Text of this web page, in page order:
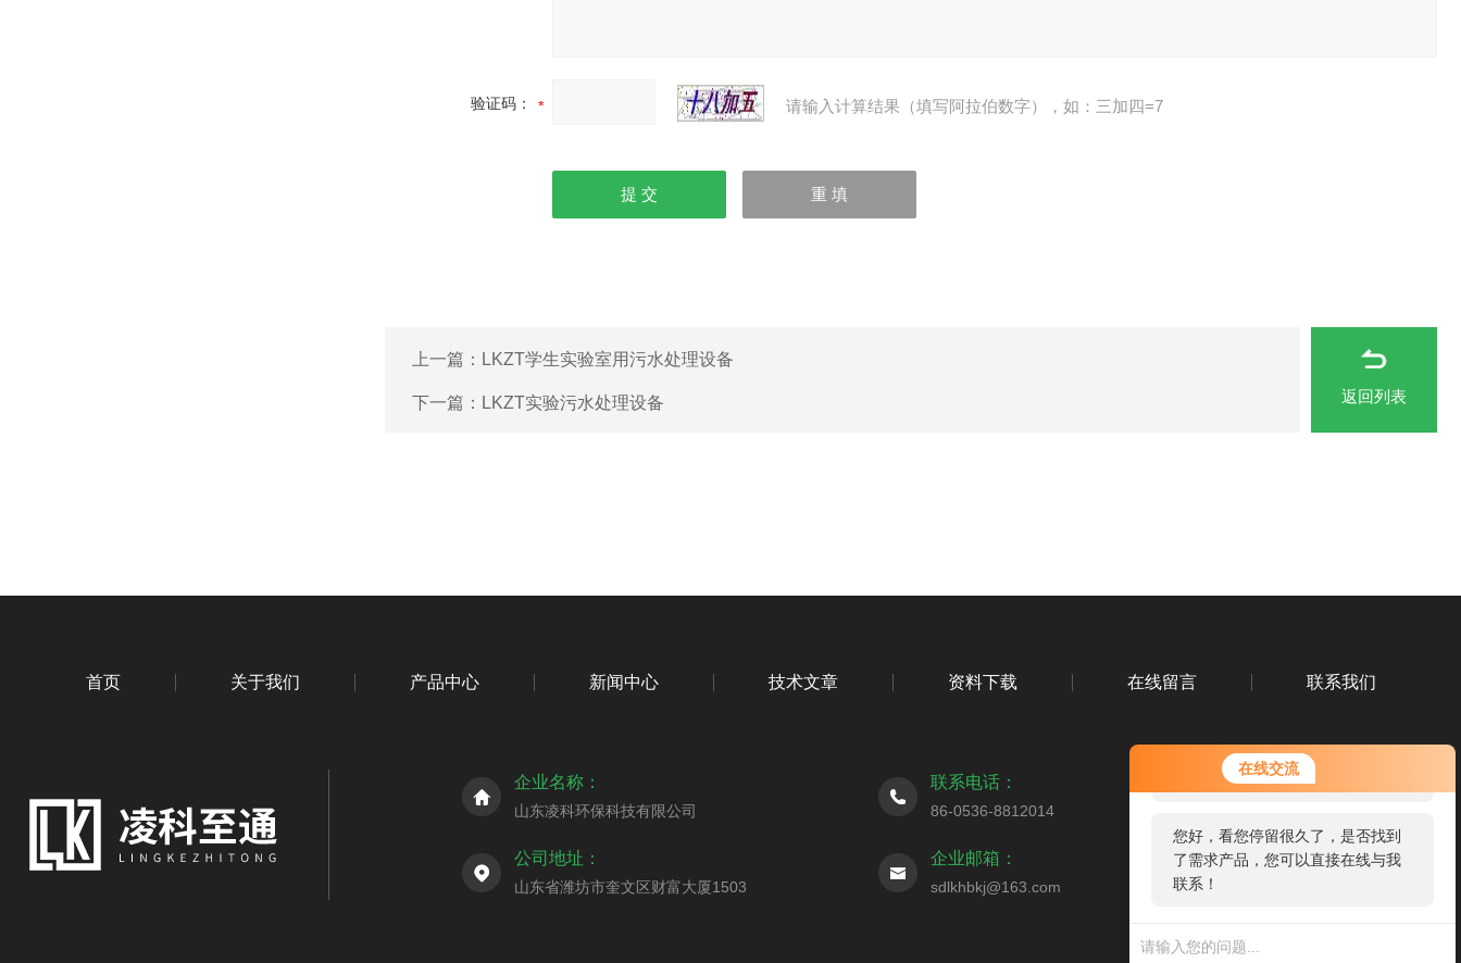
在线交流
您好！欢迎前来咨询，很高兴为您
服务，请问您要咨询什么问题呢？
您好，看您停留很久了，是否找到
了需求产品，您可以直接在线与我
联系！
验证码： 请输入计算结果（填写阿拉伯数字），如：三加四=7
上一篇： LKZT学生实验室用污水处理设备
下一篇： LKZT实验污水处理设备 返回列表
首页 关于我们 产品中心 新闻中心 技术文章 资料下载 在线留言 联系我们
企业名称：
山东凌科环保科技有限公司
联系电话：
86-0536-8812014
公司地址：
山东省潍坊市奎文区财富大厦1503
企业邮箱：
sdlkhbkj@163.com